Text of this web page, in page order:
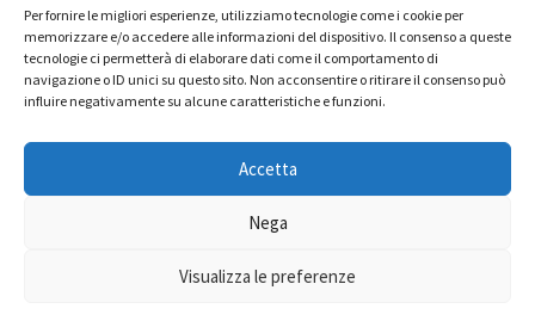
Per fornire le migliori esperienze, utilizziamo tecnologie come i cookie per
memorizzare e/o accedere alle informazioni del dispositivo. Il consenso a queste
tecnologie ci permetterà di elaborare dati come il comportamento di
navigazione o ID unici su questo sito. Non acconsentire o ritirare il consenso può
influire negativamente su alcune caratteristiche e funzioni.
Accetta
Nega
Visualizza le preferenze
Destinazioni
Il mio account
2022@ All Rights Reserved | Tutti i contenuti ed i diritti sono riservati, è
L’accesso o l’utilizzo di questo sito è subordinato all’accettazione dei